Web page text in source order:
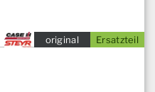
Ersatzteil
original